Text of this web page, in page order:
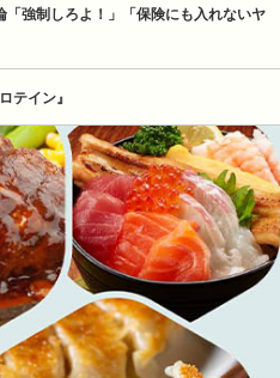
強制しろよ！」「保険にも入れないヤ
テイン』